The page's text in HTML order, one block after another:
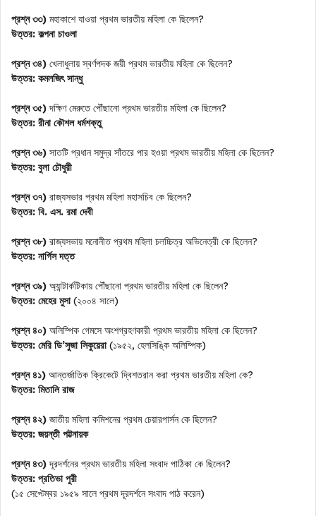
প্রশ্ন ৩৩) মহাকাশে যাওয়া প্রথম ভারতীয় মহিলা কে ছিলেন?
উত্তর: কল্পনা চাওলা
প্রশ্ন ৩৪) খেলাধুলায় স্বর্ণপদক জয়ী প্রথম ভারতীয় মহিলা কে ছিলেন?
উত্তর: কমলজিৎ সান্ধু
প্রশ্ন ৩৫)দক্ষিণ মেরুতে পৌঁছানো প্রথম ভারতীয় মহিলা কে ছিলেন?
উত্তর: রীনা কৌশল ধর্মশক্তু
প্রশ্ন ৩৬) সাতটি প্রধান সমুদ্র সাঁতরে পার হওয়া প্রথম ভারতীয় মহিলা কে ছিলেন?
উত্তর: বুলা চৌধুরী
প্রশ্ন ৩৭) রাজ্যসভার প্রথম মহিলা মহাসচিব কে ছিলেন?
উত্তর: বি. এস. রমা দেবী
প্রশ্ন ৩৮) রাজ্যসভায় মনোনীত প্রথম মহিলা চলচ্চিত্র অভিনেত্রী কে ছিলেন?
উত্তর: নার্গিস দত্ত
প্রশ্ন ৩৯) অ্যান্টার্কটিকায় পৌঁছানো প্রথম ভারতীয় মহিলা কে ছিলেন?
উত্তর: মেহের মুসা(২০০৪ সালে)
প্রশ্ন ৪০) অলিম্পিক গেমসে অংশগ্রহণকারী প্রথম ভারতীয় মহিলা কে ছিলেন?
উত্তর: মেরি ডি’সুজা সিকুয়েরা(১৯৫২, হেলসিঙ্কি অলিম্পিক)
প্রশ্ন ৪১) আন্তর্জাতিক ক্রিকেটে দ্বিশতরান করা প্রথম ভারতীয় মহিলা কে?
উত্তর: মিতালি রাজ
প্রশ্ন ৪২) জাতীয় মহিলা কমিশনের প্রথম চেয়ারপার্সন কে ছিলেন?
উত্তর: জয়ন্তী পট্টনায়ক
প্রশ্ন ৪৩)দূরদর্শনের প্রথম ভারতীয় মহিলা সংবাদ পাঠিকা কে ছিলেন?
উত্তর: প্রতিভা পুরী
(১৫ সেপ্টেম্বর ১৯৫৯ সালে প্রথম দূরদর্শনে সংবাদ পাঠ করেন)